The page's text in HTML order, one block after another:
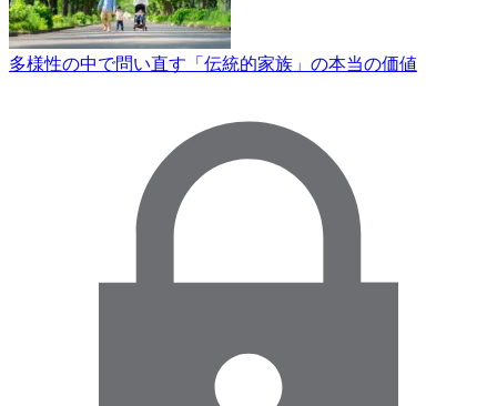
多様性の中で問い直す「伝統的家族」の本当の価値